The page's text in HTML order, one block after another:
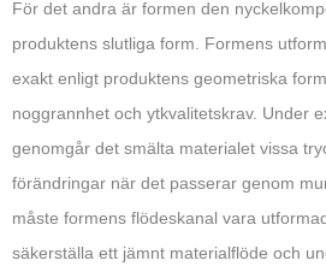
För det andra är formen den
produktens slutliga form. Formens
exakt enligt produktens geometriska
noggrannhet och ytkvalitetskrav. Under
genomgår det smälta materialet vissa
förändringar när det passerar genom
måste formens flödeskanal vara
säkerställa ett jämnt materialflöde och